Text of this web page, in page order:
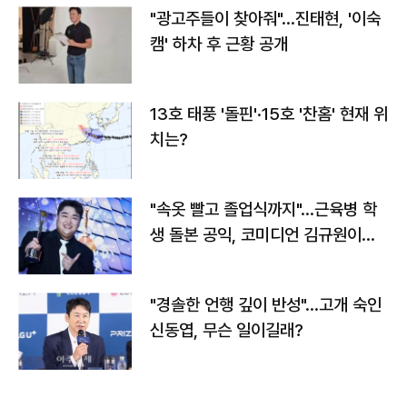
"광고주들이 찾아줘"…진태현, '이숙
캠' 하차 후 근황 공개
13호 태풍 '돌핀'·15호 '찬홈' 현재 위
치는?
"속옷 빨고 졸업식까지"…근육병 학
생 돌본 공익, 코미디언 김규원이었
"경솔한 언행 깊이 반성"…고개 숙인
신동엽, 무슨 일이길래?